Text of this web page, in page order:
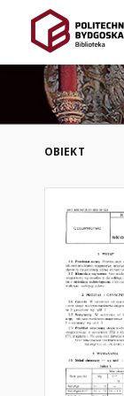
OBIEKT